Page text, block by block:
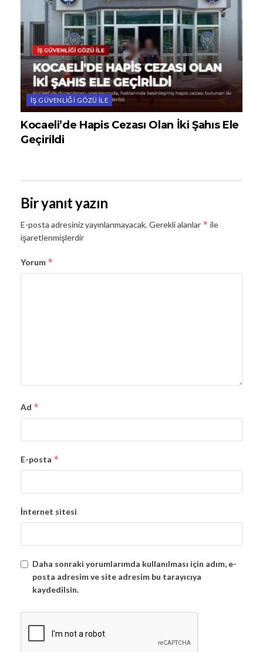
İŞ GÜVENLIĞI GÖZÜ ILE
Kocaeli’de Hapis Cezası Olan İki Şahıs Ele
Geçirildi
Bir yanıt yazın
E-posta adresiniz yayınlanmayacak.Gerekli alanlar * ile
işaretlenmişlerdir
Yorum *
Ad *
E-posta *
İnternet sitesi
Daha sonraki yorumlarımda kullanılması için adım, e-
posta adresim ve site adresim bu tarayıcıya
kaydedilsin.